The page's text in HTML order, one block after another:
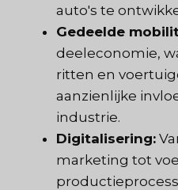
auto's te
Gedeelde
deeleconomie,
ritten en
aanzienlijke
industrie.
Digitalisering:
marketing tot